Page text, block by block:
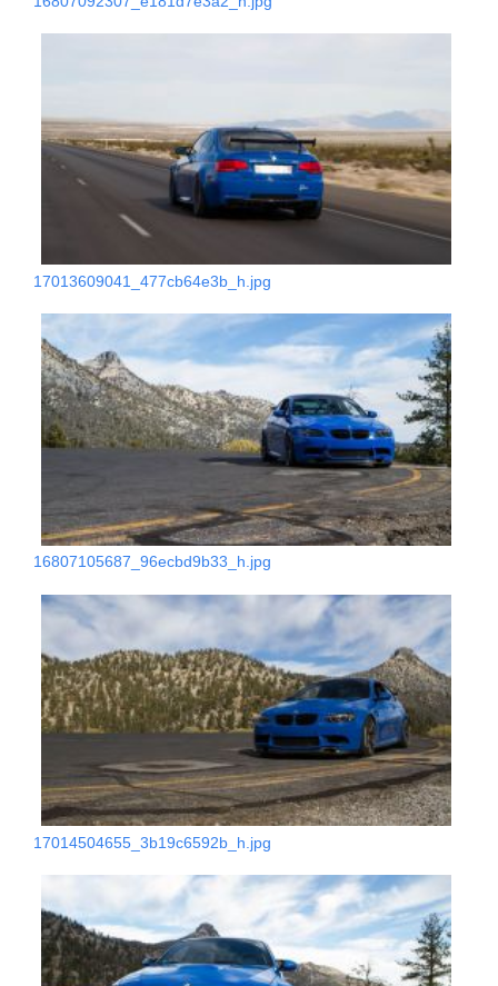
17013609041_477cb64e3b_h.jpg
16807105687_96ecbd9b33_h.jpg
17014504655_3b19c6592b_h.jpg